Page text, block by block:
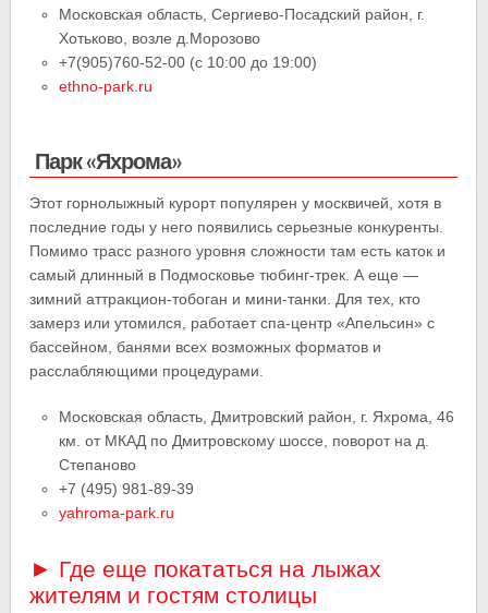
Московская область, Сергиево-Посадский район, г.
Хотьково, возле д.Морозово
+7(905)760-52-00 (с 10:00 до 19:00)
ethno-park.ru
Парк «Яхрома»
Этот горнолыжный курорт популярен у москвичей, хотя в
последние годы у него появились серьезные конкуренты.
Помимо трасс разного уровня сложности там есть каток и
самый длинный в Подмосковье тюбинг-трек. А еще —
зимний аттракцион-тобоган и мини-танки. Для тех, кто
замерз или утомился, работает спа-центр «Апельсин» с
бассейном, банями всех возможных форматов и
расслабляющими процедурами.
Московская область, Дмитровский район, г. Яхрома, 46
км. от МКАД по Дмитровскому шоссе, поворот на д.
Степаново
+7 (495) 981-89-39
yahroma-park.ru
► Где еще покататься на лыжах
жителям и гостям столицы